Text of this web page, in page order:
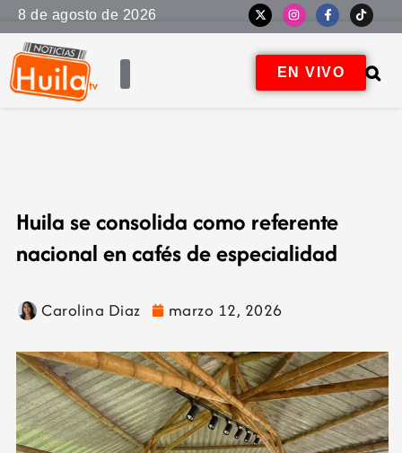
8 de agosto de 2026
EN VIVO
Huila se consolida como referente
nacional en cafés de especialidad
Carolina Diaz marzo 12, 2026